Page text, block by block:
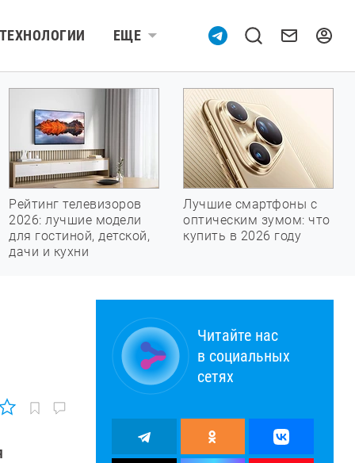
ТЕХНОЛОГИИ ЕЩЕ
Рейтинг телевизоров
2026: лучшие модели
для гостиной, детской,
дачи и кухни
Лучшие смартфоны с
оптическим зумом: что
купить в 2026 году
Читайте нас
в социальных
сетях